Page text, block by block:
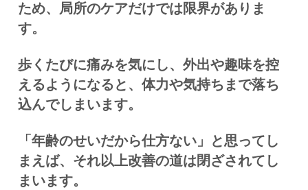
ため、局所のケアだけでは限界がありま
す。
歩くたびに痛みを気にし、外出や趣味を控
えるようになると、体力や気持ちまで落ち
込んでしまいます。
「年齢のせいだから仕方ない」と思ってし
まえば、それ以上改善の道は閉ざされてし
まいます。